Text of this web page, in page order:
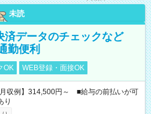
未読
済データのチェックなど
勤便利
OK WEB登録・面接OK
収例】314,500円～ ■給与の前払いが可
り